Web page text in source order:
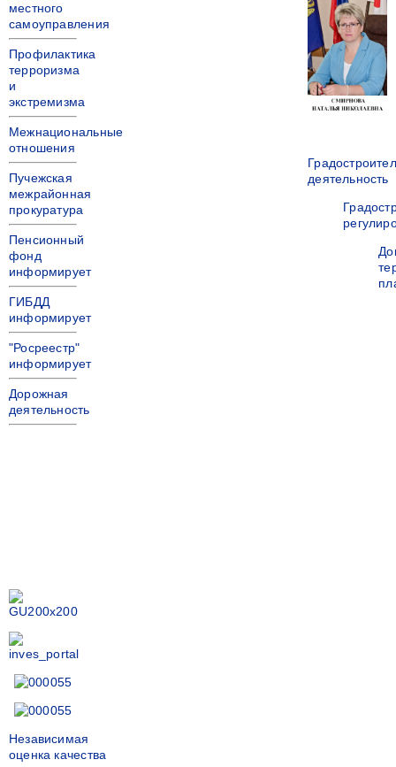
местного
самоуправления
Профилактика
терроризма
и
экстремизма
Межнациональные
отношения
Пучежская
межрайонная
прокуратура
Пенсионный
фонд
информирует
ГИБДД
информирует
"Росреестр"
информирует
Дорожная
деятельность
Независимая
оценка качества
деятельность